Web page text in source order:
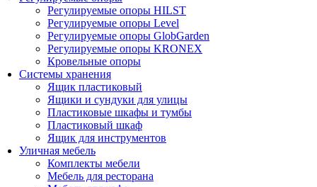
Регулируемые опоры HILST
Регулируемые опоры Level
Регулируемые опоры GlobGarden
Регулируемые опоры KRONEX
Кровельные опоры
Системы хранения
Ящик пластиковый
Ящики и сундуки для улицы
Пластиковые шкафы и тумбы
Пластиковый шкаф
Ящик для инструментов
Уличная мебель
Комплекты мебели
Мебель для ресторана